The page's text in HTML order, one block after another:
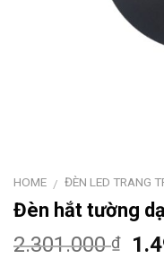
HOME / ĐÈN LED TRANG
Đèn hắt tường
2.301.000₫